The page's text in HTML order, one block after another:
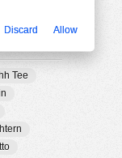
Tee
Discard Allow